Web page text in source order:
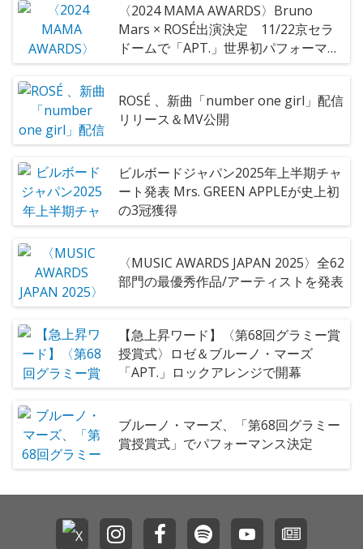
〈2024 MAMA AWARDS〉Bruno
Mars × ROSÉ出演決定 11/22京セラ
ドームで「APT.」世界初パフォーマン
スへ
ROSÉ 、新曲「number one girl」配信
リリース＆MV公開
ビルボードジャパン2025年上半期チャ
ート発表 Mrs. GREEN APPLEが史上初
の3冠獲得
〈MUSIC AWARDS JAPAN 2025〉全62
部門の最優秀作品/アーティストを発表
【急上昇ワード】〈第68回グラミー賞
授賞式〉ロゼ＆ブルーノ・マーズ
「APT.」ロックアレンジで開幕
ブルーノ・マーズ、「第68回グラミー
賞授賞式」でパフォーマンス決定